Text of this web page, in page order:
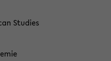
Studies